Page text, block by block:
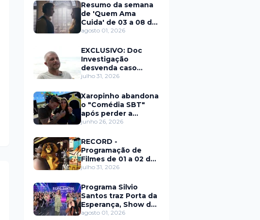
Resumo da semana
de 'Quem Ama
Cuida' de 03 a 08 de
agosto
agosto 01, 2026
EXCLUSIVO: Doc
Investigação
desvenda caso
Eduardo Martins e
trás de fraude
internacional
julho 31, 2026
Xaropinho abandona
o "Comédia SBT"
após perder a
paciência com Sarro
junho 26, 2026
RECORD -
Programação de
Filmes de 01 a 02 de
agosto
julho 31, 2026
Programa Silvio
Santos traz Porta da
Esperança, Show de
Calouros e Qual é a
agosto 01, 2026